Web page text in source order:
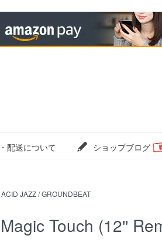
配送について ショップブログ
ACID JAZZ / GROUNDBEAT
Touch (12''